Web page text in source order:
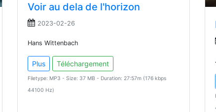
Voir au dela de l'horizon
2023-02-26
Hans Wittenbach
Plus Téléchargement
Filetype: MP3 - Size: 37 MB - Duration: 27:57m (176 kbps
44100 Hz)